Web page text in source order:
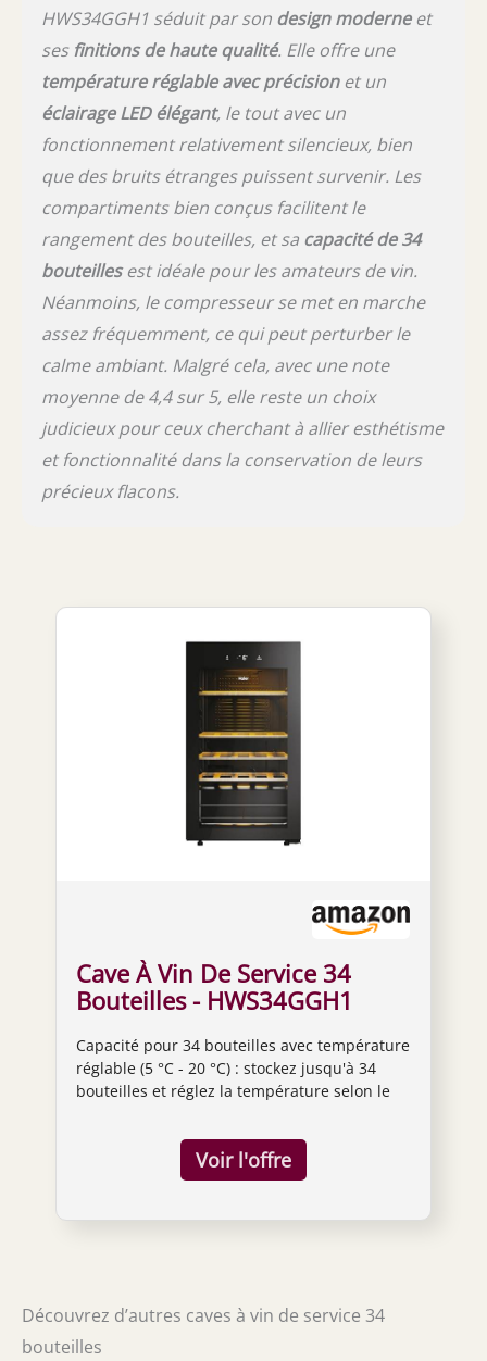
HWS34GGH1 séduit par son design moderneet
sesfinitions de haute qualité. Elle offre une
température réglable avec précisionet un
éclairage LED élégant, le tout avec un
fonctionnement relativement silencieux, bien
que des bruits étranges puissent survenir. Les
compartiments bien conçus facilitent le
rangement des bouteilles, et sa capacité de 34
bouteillesest idéale pour les amateurs de vin.
Néanmoins, le compresseur se met en marche
assez fréquemment, ce qui peut perturber le
calme ambiant. Malgré cela, avec une note
moyenne de 4,4 sur 5, elle reste un choix
judicieux pour ceux cherchant à allier esthétisme
et fonctionnalité dans la conservation de leurs
précieux flacons.
Cave À Vin De Service 34
Bouteilles - HWS34GGH1
Capacité pour 34 bouteilles avec température
réglable (5 °C - 20 °C) : stockez jusqu'à 34
bouteilles et réglez la température selon le
bouteilles restent dans des conditions
optimales. Système anti-vibrations et verre
anti-UV : le système anti-vibration minimise
contrôlez la cave à vin facilement avec son
pavé tactile intégré ou via la connectivité
Découvrez d’autres caves à vin de service 34
bouteilles